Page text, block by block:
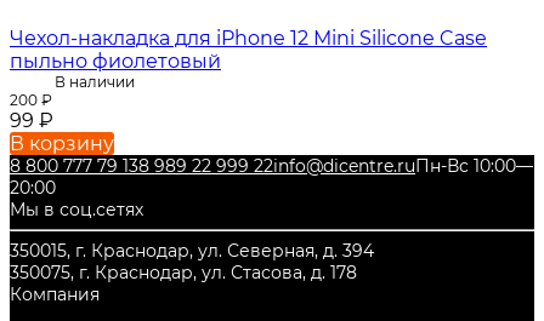
Чехол-накладка для iPhone 12 Mini Silicone Case
пыльно фиолетовый
В наличии
200 ₽
99 ₽
В корзину
8 800 777 79 138 989 22 999 22info@dicentre.ruПн-Вс 10:00—
20:00
Мы в соц.сетях
350015, г. Краснодар, ул. Северная, д. 394
350075, г. Краснодар, ул. Стасова, д. 178
Компания